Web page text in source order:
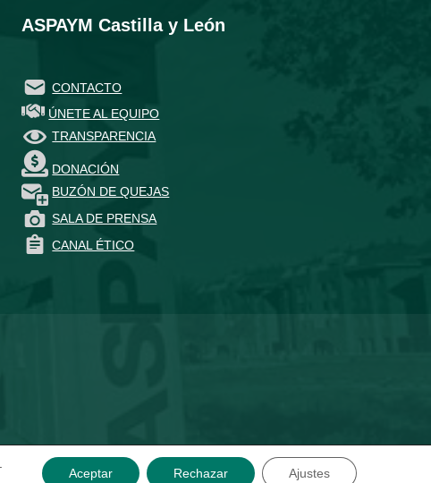
ASPAYM Castilla y León
CONTACTO
ÚNETE AL EQUIPO
TRANSPARENCIA
DONACIÓN
BUZÓN DE QUEJAS
SALA DE PRENSA
CANAL ÉTICO
Aceptar Rechazar Ajustes